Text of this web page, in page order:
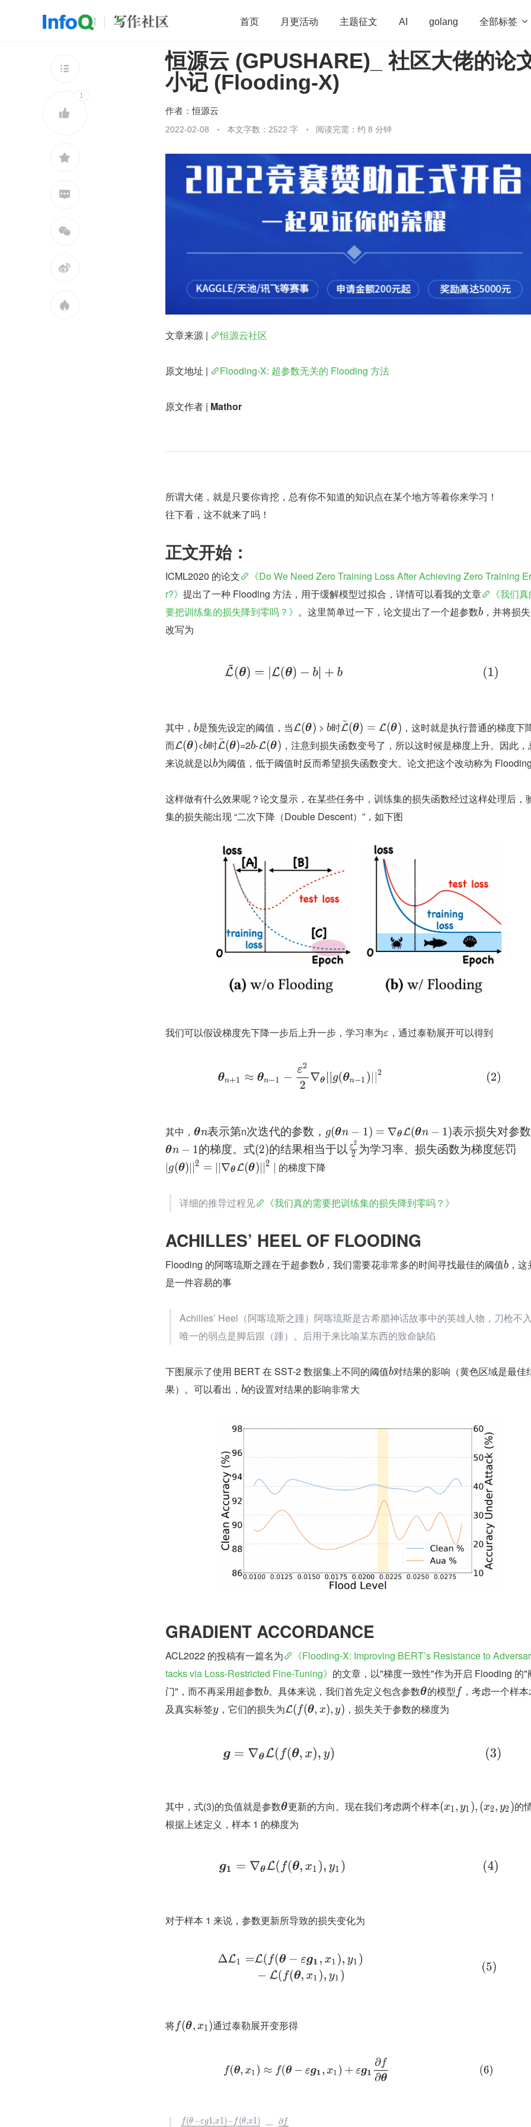
首页 月更活动 主题征文 AI golang 全部标签 
开源 架构 OpenHarmony 算法 学习方法 Web3.0 高
团队管理 程序员 运维
查看更多


1





恒源云 (GPUSHARE)_ 社区大佬的论
小记 (Flooding-X)
作者： 恒源云
2022-02-08 本文字数：2522 字 阅读完需：约 8 分钟
文章来源 | 恒源云社区
原文地址 | Flooding-X: 超参数无关的 Flooding 方法
原文作者 | Mathor
所谓大佬，就是只要你肯挖，总有你不知道的知识点在某个地方等着你来学习！
往下看，这不就来了吗！
正文开始：
ICML2020 的论文
《Do We Need Zero Training Loss After Achieving Zero Training
r?》 提出了一种 Flooding 方法，用于缓解模型过拟合，详情可以看我的文章
《我们
要把训练集的损失降到零吗？》 。这里简单过一下，论文提出了一个超参数b ，并将损
改写为
其中， b是预先设定的阈值，当L(θ) > b时L
~
(θ) = L(θ) ，这时就是执行普通的梯度下
而L(θ)<b时L
~
(θ)=2b-L(θ) ，注意到损失函数变号了，所以这时候是梯度上升。因此，
来说就是以b为阈值，低于阈值时反而希望损失函数变大。论文把这个改动称为
这样做有什么效果呢？论文显示，在某些任务中，训练集的损失函数经过这样处理后，
集的损失能出现 “二次下降（Double Descent）”，如下图
我们可以假设梯度先下降一步后上升一步，学习率为ε ，通过泰勒展开可以得到
其中， θn表示第n次迭代的参数 ， g(θn − 1) = ∇θ L(θn − 1)表示损失对参数
θn − 1的梯度。式(2)的结果相当于以 2
ε2 为学习率、 损失函数为梯度惩罚
∣g(θ)∣∣2 = ∣∣∇θ L(θ)∣∣2 ∣ 的梯度下降
详细的推导过程见 《我们真的需要把训练集的损失降到零吗？》
ACHILLES’ HEEL OF FLOODING
Flooding 的阿喀琉斯之踵在于超参数b ，我们需要花非常多的时间寻找最佳的阈值b ，
是一件容易的事
Achilles’ Heel（阿喀琉斯之踵）阿喀琉斯是古希腊神话故事中的英雄人物，刀枪不
唯一的弱点是脚后跟（踵）。后用于来比喻某东西的致命缺陷
下图展示了使用 BERT 在 SST-2 数据集上不同的阈值b对结果的影响（黄色区域是最佳
果）。可以看出， b的设置对结果的影响非常大
GRADIENT ACCORDANCE
ACL2022 的投稿有一篇名为
《Flooding-X: Improving BERT’s Resistance to
tacks via Loss-Restricted Fine-Tuning》 的文章，以"梯度一致性"作为开启 Flooding 的"
门"，而不再采用超参数b。具体来说，我们首先定义包含参数θ的模型 f，考虑一个样本
及真实标签y，它们的损失为L( f(θ, x), y) ，损失关于参数的梯度为
其中，式(3)的负值就是参数θ更新的方向。现在我们考虑两个样本(x1, y1 ), (x2, y2 )的
根据上述定义，样本 1 的梯度为
对于样本 1 来说，参数更新所导致的损失变化为
将f(θ, x1 )通过泰勒展开变形得
f(θ−εg1,x1)− f (θ,x1) ∂f